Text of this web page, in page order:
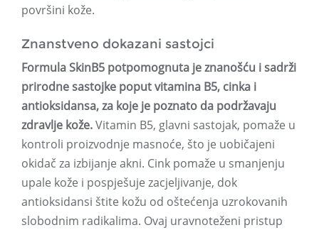
površini kože.
Znanstveno dokazani sastojci
Formula SkinB5 potpomognuta je znanošću i sadrži
prirodne sastojke poput vitamina B5, cinka i
antioksidansa, za koje je poznato da podržavaju
zdravlje kože.Vitamin B5, glavni sastojak, pomaže u
kontroli proizvodnje masnoće, što je uobičajeni
okidač za izbijanje akni. Cink pomaže u smanjenju
upale kože i pospješuje zacjeljivanje, dok
antioksidansi štite kožu od oštećenja uzrokovanih
slobodnim radikalima. Ovaj uravnoteženi pristup